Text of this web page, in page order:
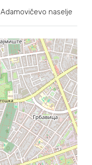
Adamovičevo naselje